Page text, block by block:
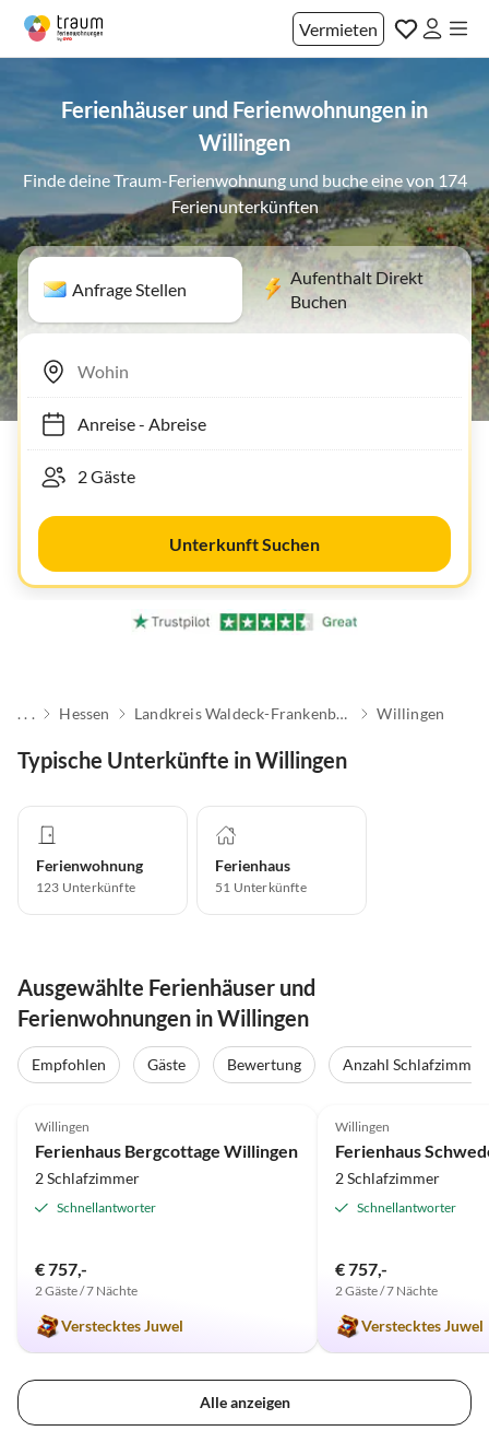
Vermieten
Ferienhäuser und Ferienwohnungen in
Willingen
Finde deine Traum-Ferienwohnung und buche eine von 174
Ferienunterkünften
Anfrage Stellen
Aufenthalt Direkt
Buchen
Anreise- Abreise
Unterkunft Suchen
. . . Hessen Landkreis Waldeck-Frankenberg Willingen
Typische Unterkünfte in Willingen
Ferienwohnung
123 Unterkünfte
Ferienhaus
51 Unterkünfte
Ausgewählte Ferienhäuser und
Ferienwohnungen in Willingen
Empfohlen Gäste Bewertung Anzahl Schlafzimmer
Willingen
Ferienhaus Bergcottage Willingen
2 Schlafzimmer
Schnellantworter
€ 757,-
2 Gäste / 7 Nächte
Verstecktes Juwel
Willingen
2 Schlafzimmer
Schnellantworter
€ 757,-
2 Gäste / 7 Nächte
Verstecktes Juwel
Alle anzeigen